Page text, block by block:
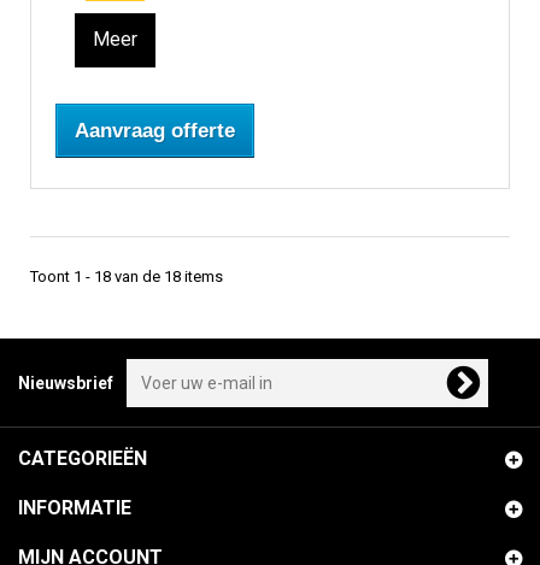
Meer
Aanvraag offerte
Toont 1 - 18 van de 18 items
Nieuwsbrief
CATEGORIEËN
INFORMATIE
MIJN ACCOUNT